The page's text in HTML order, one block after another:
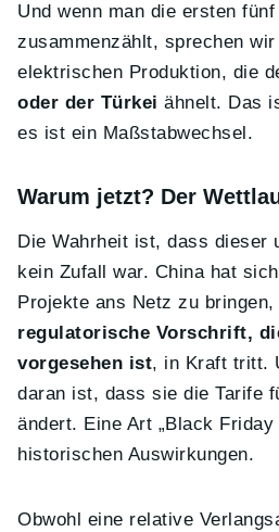
Und wenn man die ersten
zusammenzählt, sprechen
elektrischen Produktion, die
oder der Türkei ähnelt. Das
es ist ein Maßstabwechsel.
Warum jetzt? Der
Die Wahrheit ist, dass dieser
kein Zufall war. China hat
Projekte ans Netz zu
regulatorische Vorschrift,
vorgesehen ist, in Kraft tritt.
daran ist, dass sie die Tarife
ändert. Eine Art „Black
historischen Auswirkungen.
Obwohl eine relative